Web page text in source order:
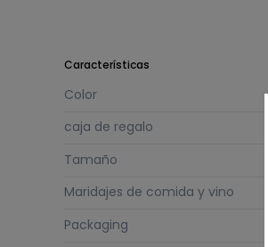
Características
Color
caja de regalo
Tamaño
Maridajes de comida y vino
Packaging